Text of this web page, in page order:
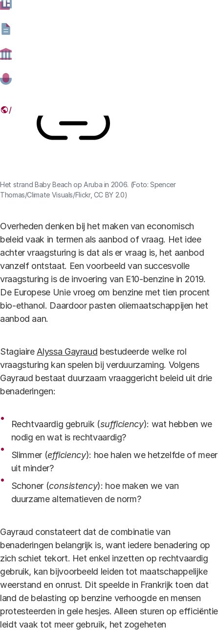
stage bij het Rathenau Instituut.
22 DECEMBER 2025
Het strand Baby Beach op Aruba in 2006. (Foto: Spencer
Thomas/Climate Visuals/Flickr, CC BY 2.0)
Overheden denken bij het maken van economisch
beleid vaak in termen als aanbod of vraag. Het idee
achter vraagsturing is dat als er vraag is, het aanbod
vanzelf ontstaat. Een voorbeeld van succesvolle
vraagsturing is de invoering van E10-benzine in 2019.
De Europese Unie vroeg om benzine met tien procent
bio-ethanol. Daardoor pasten oliemaatschappijen het
aanbod aan.
Stagiaire Alyssa Gayraud bestudeerde welke rol
vraagsturing kan spelen bij verduurzaming. Volgens
Gayraud bestaat duurzaam vraaggericht beleid uit drie
benaderingen:
Rechtvaardig gebruik (sufficiency): wat hebben we
nodig en wat is rechtvaardig?
Slimmer (efficiency): hoe halen we hetzelfde of meer
uit minder?
Schoner (consistency): hoe maken we van
duurzame alternatieven de norm?
Gayraud constateert dat de combinatie van
benaderingen belangrijk is, want iedere benadering op
zich schiet tekort. Het enkel inzetten op rechtvaardig
gebruik, kan bijvoorbeeld leiden tot maatschappelijke
weerstand en onrust. Dit speelde in Frankrijk toen dat
land de belasting op benzine verhoogde en mensen
protesteerden in gele hesjes. Alleen sturen op efficiëntie
leidt vaak tot meer gebruik, het zogeheten